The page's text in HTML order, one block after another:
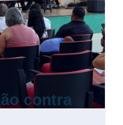
contra